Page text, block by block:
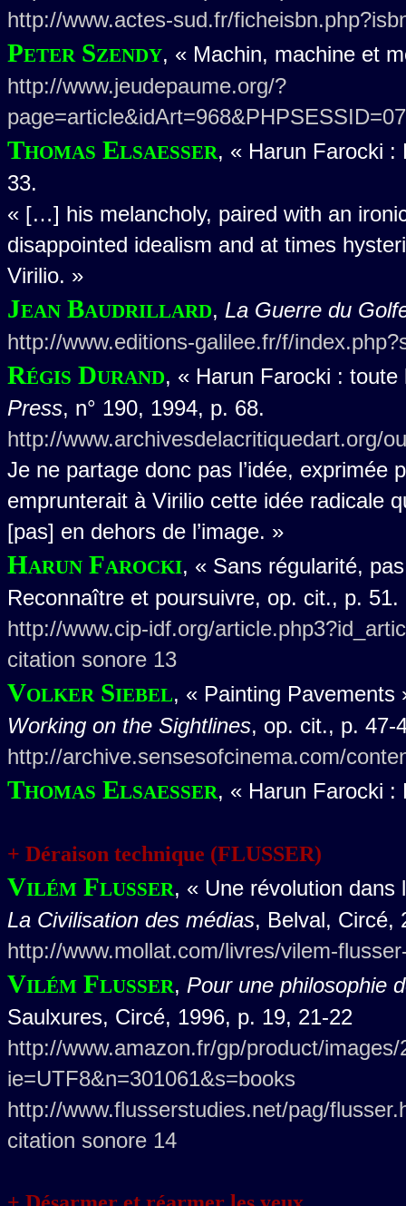
http://www.actes-sud.fr/
Peter Szendy, « Machin, machine et
http://www.jeudepaume.org/?
Thomas Elsaesser, « Harun Farocki :
33.
« […] his melancholy, paired with an
disappointed idealism and at times
Virilio. »
Jean Baudrillard, La Guerre du
http://www.editions-galilee.fr/f/
Régis Durand, « Harun Farocki :
Press, n° 190, 1994, p. 68.
http://www.archivesdelacritiquedart.org/
Je ne partage donc pas l’idée, exprimée
emprunterait à Virilio cette idée radicale
[pas] en dehors de l’image. »
Harun Farocki, « Sans régularité,
Reconnaître et poursuivre, op. cit., p. 51.
http://www.cip-idf.org/
citation sonore 13
Volker Siebel, « Painting
Working on the Sightlines, op. cit., p. 47-
http://archive.sensesofcinema.com/
Thomas Elsaesser, « Harun Farocki :
+ Déraison technique (FLUSSER)
Vilém Flusser, « Une révolution
La Civilisation des médias, Belval, Circé,
http://www.mollat.com/livres/vilem-
Vilém Flusser, Pour une philosophie
Saulxures, Circé, 1996, p. 19, 21-22
http://www.amazon.fr/gp/product/
ie=UTF8&n=301061&s=books
http://www.flusserstudies.net/pag/
citation sonore 14